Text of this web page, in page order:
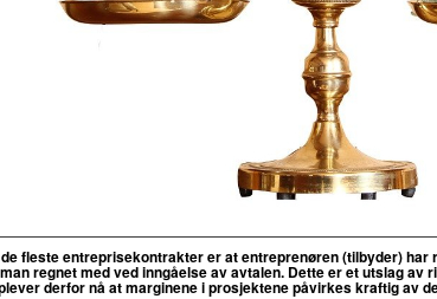
fleste entreprisekontrakter er at entreprenøren (tilbyder)
regnet med ved inngåelse av avtalen. Dette er et utslag av
derfor nå at marginene i prosjektene påvirkes kraftig av